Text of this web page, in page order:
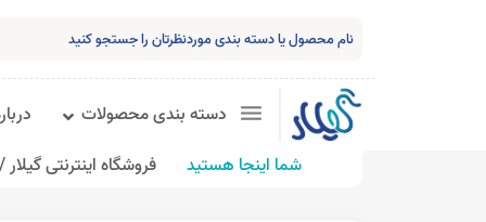
دسته بندی محصولات
شما اینجا هستید
فروشگاه اینترنتی گیلار /